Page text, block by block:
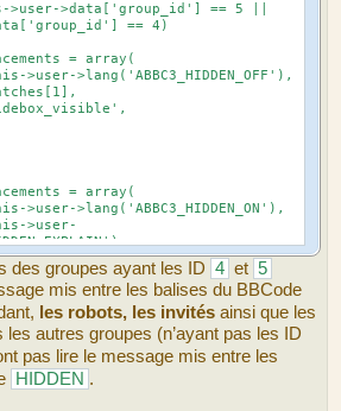
>data['group_id'] == 5 ||
== 4)
= array(
= array(
des groupes ayant les ID 4 et 5
mis entre les balises du BBCode
les robots, les invités ainsi que les
autres groupes (n’ayant pas les ID
pas lire le message mis entre les
HIDDEN .